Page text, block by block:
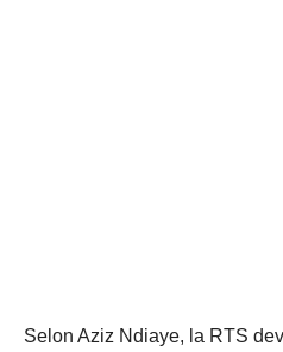
Selon Aziz Ndiaye, la RTS